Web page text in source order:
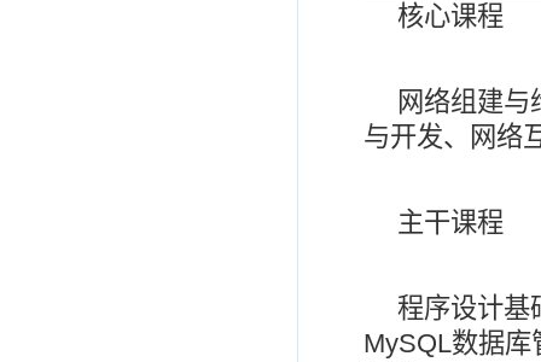
核心课程
网络组建
与开发、网络
主干课程
程序设计基
MySQL数据库